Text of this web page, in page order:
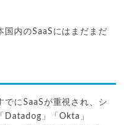
内のSaaSにはまだまだ
にSaaSが重視され、シ
Datadog」「Okta」